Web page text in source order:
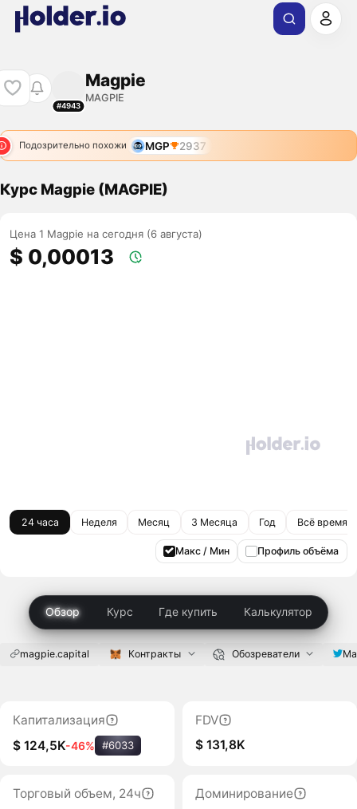
#4943
Magpie
MAGPIE
Подозрительно похожи MGP 2937
Курс Magpie (MAGPIE)
Цена 1 Magpie на сегодня (6 августа)
$ 0,00013
24 часа Неделя Месяц 3 Месяца Год Всё время
Макс / Мин Профиль объёма
Обзор Курс Где купить Калькулятор
magpie.capital Контракты Обозреватели
Капитализация
$ 124,5K-46% #6033
FDV
$ 131,8K
Торговый объем, 24ч
Доминирование